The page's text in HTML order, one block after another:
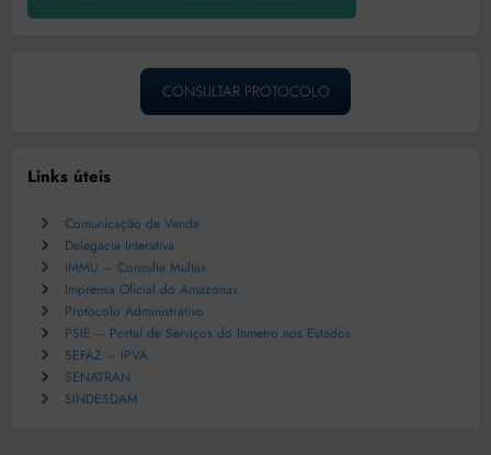
CONSULTAR PROTOCOLO
Links úteis
Comunicação de Venda
Delegacia Interativa
IMMU – Consulta Multas
Imprensa Oficial do Amazonas
Protocolo Administrativo
PSIE – Portal de Serviços do Inmetro nos Estados
SEFAZ – IPVA
SENATRAN
SINDESDAM